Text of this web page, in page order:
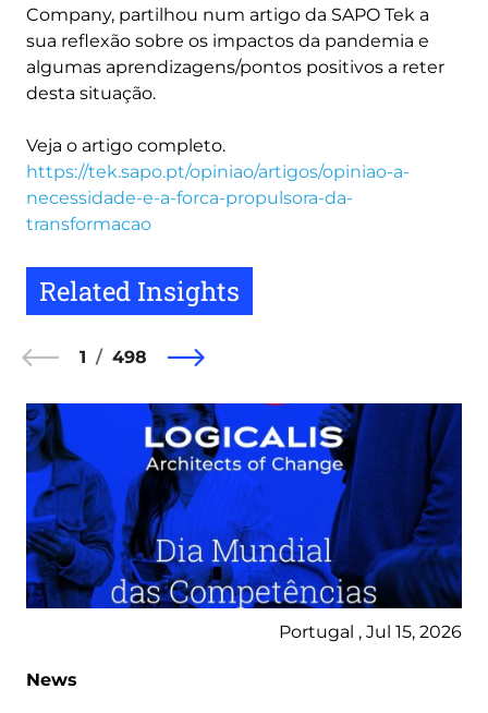
Company, partilhou num artigo da SAPO Tek a
sua reflexão sobre os impactos da pandemia e
algumas aprendizagens/pontos positivos a reter
desta situação.
Veja o artigo completo.
https://tek.sapo.pt/opiniao/artigos/opiniao-a-
necessidade-e-a-forca-propulsora-da-
transformacao
Related Insights
1 498
Portugal , Jul 15, 2026
News